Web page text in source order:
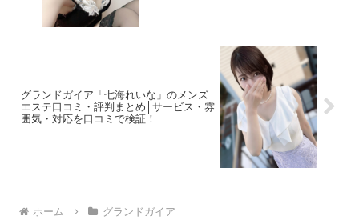
グランドガイア「七海れいな」のメンズ
エステ口コミ・評判まとめ│サービス・雰
囲気・対応を口コミで検証！
ホーム グランドガイア